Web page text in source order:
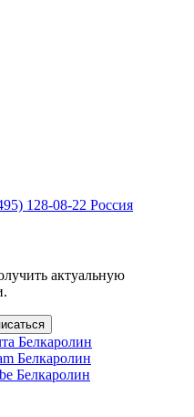
128-08-22 Россия
актуальную